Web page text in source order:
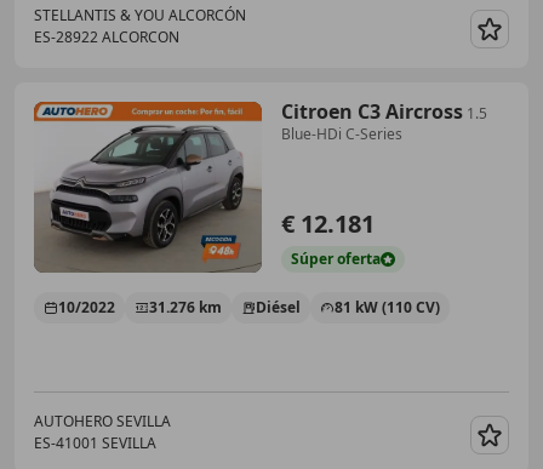
STELLANTIS & YOU ALCORCÓN
ES-28922 ALCORCON
Citroen C3 Aircross 1.5
Blue-HDi C-Series
€ 12.181
Súperoferta
10/2022 31.276 km Diésel 81 kW (110 CV)
AUTOHERO SEVILLA
ES-41001 SEVILLA